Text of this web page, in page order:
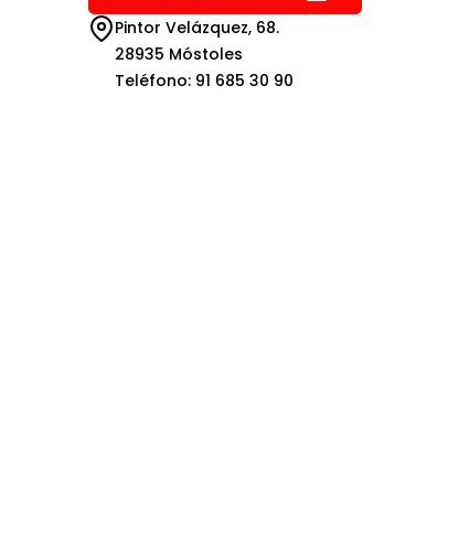
Pintor Velázquez, 68.
28935 Móstoles
Teléfono: 91 685 30 90